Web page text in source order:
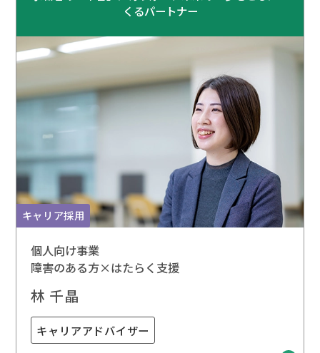
くるパートナー
キャリア採用
個人向け事業
障害のある方×はたらく支援
林 千晶
キャリアアドバイザー